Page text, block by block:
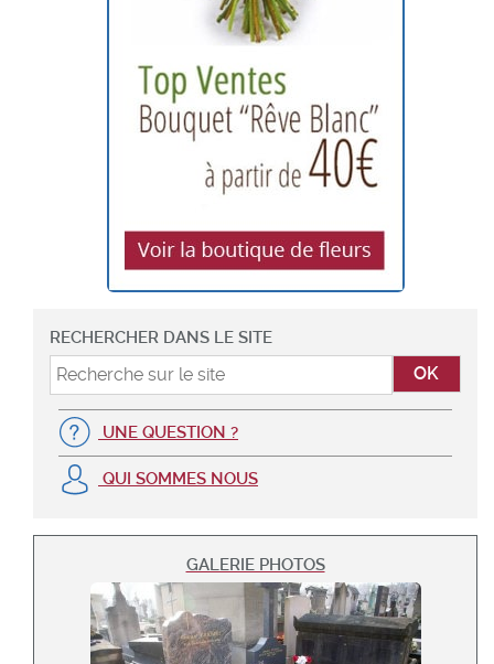
RECHERCHER DANS LE SITE
UNE QUESTION ?
QUI SOMMES NOUS
GALERIE PHOTOS